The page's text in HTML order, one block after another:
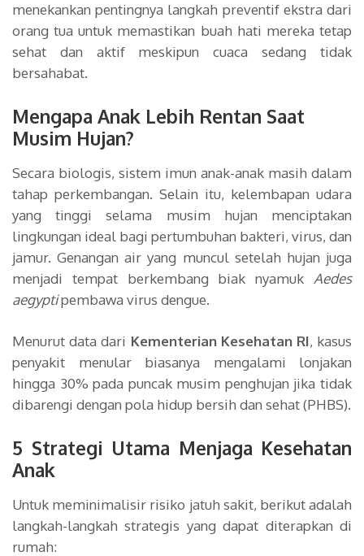
menekankan pentingnya langkah preventif ekstra dari
orang tua untuk memastikan buah hati mereka tetap
sehat dan aktif meskipun cuaca sedang tidak
bersahabat.
Mengapa Anak Lebih Rentan Saat
Musim Hujan?
Secara biologis, sistem imun anak-anak masih dalam
tahap perkembangan. Selain itu, kelembapan udara
yang tinggi selama musim hujan menciptakan
lingkungan ideal bagi pertumbuhan bakteri, virus, dan
jamur. Genangan air yang muncul setelah hujan juga
menjadi tempat berkembang biak nyamuk Aedes
aegyptipembawa virus dengue.
Menurut data dari Kementerian Kesehatan RI, kasus
penyakit menular biasanya mengalami lonjakan
hingga 30% pada puncak musim penghujan jika tidak
dibarengi dengan pola hidup bersih dan sehat (PHBS).
5 Strategi Utama Menjaga Kesehatan
Anak
Untuk meminimalisir risiko jatuh sakit, berikut adalah
langkah-langkah strategis yang dapat diterapkan di
rumah: